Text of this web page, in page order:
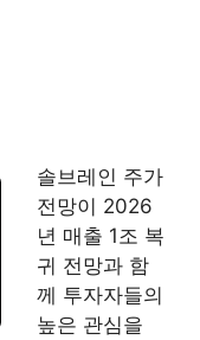
솔브레인 주가
전망이 2026
년 매출 1조 복
귀 전망과 함
께 투자자들의
높은 관심을